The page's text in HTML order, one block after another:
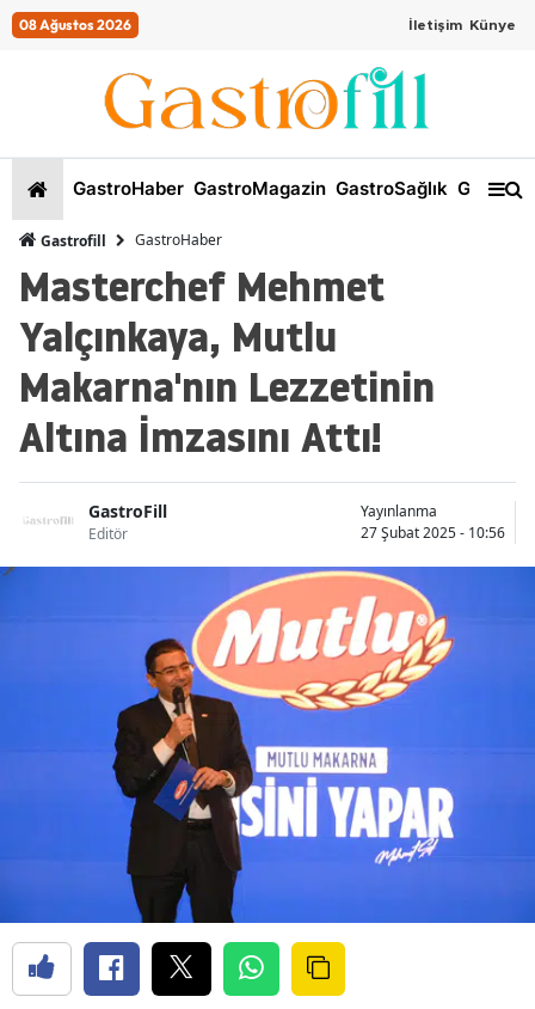
08 Ağustos 2026 İletişim Künye
GastroHaber GastroMagazin GastroSağlık
Gastrofill GastroHaber
Masterchef Mehmet
Yalçınkaya, Mutlu
Makarna'nın Lezzetinin
Altına İmzasını Attı!
GastroFill
Editör
Yayınlanma
27 Şubat 2025 - 10:56